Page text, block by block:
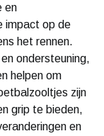
en
impact op de
het rennen.
ondersteuning,
helpen om
zijn
grip te bieden,
en